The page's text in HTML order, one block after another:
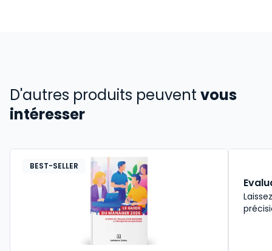
D'autres produits peuvent vous
intéresser
BEST-SELLER